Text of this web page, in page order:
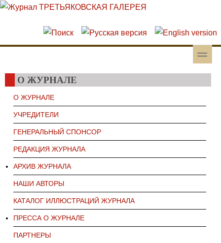
Перейти к основному содержанию
Skip to search
toggle
О ЖУРНАЛЕ
О ЖУРНАЛЕ
УЧРЕДИТЕЛИ
ГЕНЕРАЛЬНЫЙ СПОНСОР
РЕДАКЦИЯ ЖУРНАЛА
АРХИВ ЖУРНАЛА
НАШИ АВТОРЫ
КАТАЛОГ ИЛЛЮСТРАЦИЙ ЖУРНАЛА
ПРЕССА О ЖУРНАЛЕ
ПАРТНЕРЫ